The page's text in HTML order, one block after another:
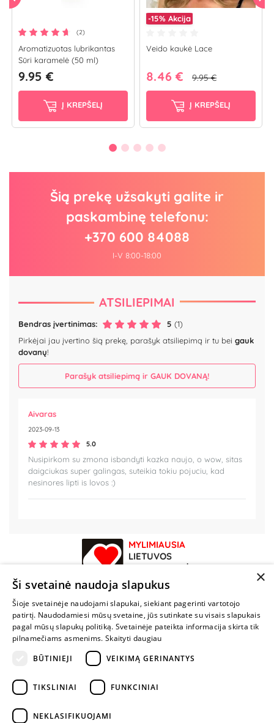
(2)
Aromatizuotas lubrikantas
Sūri karamelė (50 ml)
9.95 €
Į KREPŠELĮ
-15% Akcija
Veido kaukė Lace
8.46 € 9.95 €
Į KREPŠELĮ
Šią prekę užsakyti galite ir
paskambinę telefonu:
+370 600 84088
I-V 8:00-18:00
ATSILIEPIMAI
Bendras įvertinimas: 5 (1)
Pirkėjai jau įvertino šią prekę, parašyk atsiliepimą ir tu bei gauk
dovanų!
Parašyk atsiliepimą ir GAUK DOVANĄ!
Aivaras
2023-09-13
5.0
Nusipirkom su zmona isbandyti kazka naujo, o wow, sitas
daigciukas super galingas, suteikia tokiu pojuciu, kad
nesinores lipti is lovos :)
MYLIMIAUSIA
LIETUVOS
ELEKTRONINĖ
PARDUOTUVĖ
NENUSTOK
ŽAISTI
+370 600 84088
info@fantazijos.lt
×
Ši svetainė naudoja slapukus
Šioje svetainėje naudojami slapukai, siekiant pagerinti vartotojo
patirtį. Naudodamiesi mūsų svetaine, jūs sutinkate su visais slapukais
pagal mūsų slapukų politiką. Svetainėje pateikta informacija skirta tik
pilnamečiams asmenims. Skaityti daugiau
BŪTINIEJI
VEIKIMĄ GERINANTYS
TIKSLINIAI FUNKCINIAI
NEKLASIFIKUOJAMI